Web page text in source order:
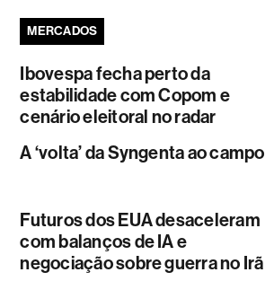
MERCADOS
Ibovespa fecha perto da
estabilidade com Copom e
cenário eleitoral no radar
A ‘volta’ da Syngenta ao campo
Futuros dos EUA desaceleram
com balanços de IA e
negociação sobre guerra no Irã